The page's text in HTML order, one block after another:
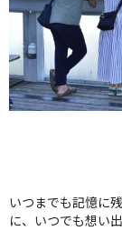
カタログ請求
いつまでも記憶に
に、いつでも想い